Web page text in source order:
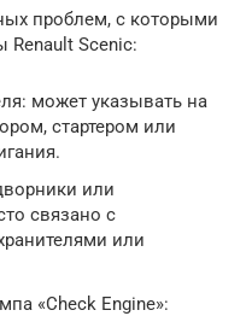
проблем, с которыми
Renault Scenic:
может указывать на
стартером или
или
связано с
или
«Check Engine»: